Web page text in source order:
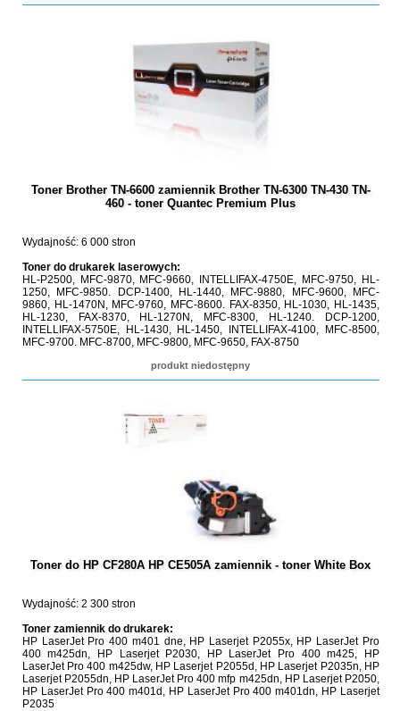
Toner Brother TN-6600 zamiennik Brother TN-6300 TN-430 TN-
460 - toner Quantec Premium Plus
Wydajność: 6 000 stron
Toner do drukarek laserowych:
HL-P2500, MFC-9870, MFC-9660, INTELLIFAX-4750E, MFC-9750, HL-
1250, MFC-9850. DCP-1400, HL-1440, MFC-9880, MFC-9600, MFC-
9860, HL-1470N, MFC-9760, MFC-8600. FAX-8350, HL-1030, HL-1435,
HL-1230, FAX-8370, HL-1270N, MFC-8300, HL-1240. DCP-1200,
INTELLIFAX-5750E, HL-1430, HL-1450, INTELLIFAX-4100, MFC-8500,
MFC-9700. MFC-8700, MFC-9800, MFC-9650, FAX-8750
produkt niedostępny
Toner do HP CF280A HP CE505A zamiennik - toner White Box
Wydajność: 2 300 stron
Toner zamiennik do drukarek:
HP LaserJet Pro 400 m401 dne, HP Laserjet P2055x, HP LaserJet Pro
400 m425dn, HP Laserjet P2030, HP LaserJet Pro 400 m425, HP
LaserJet Pro 400 m425dw, HP Laserjet P2055d, HP Laserjet P2035n, HP
Laserjet P2055dn, HP LaserJet Pro 400 mfp m425dn, HP Laserjet P2050,
HP LaserJet Pro 400 m401d, HP LaserJet Pro 400 m401dn, HP Laserjet
P2035